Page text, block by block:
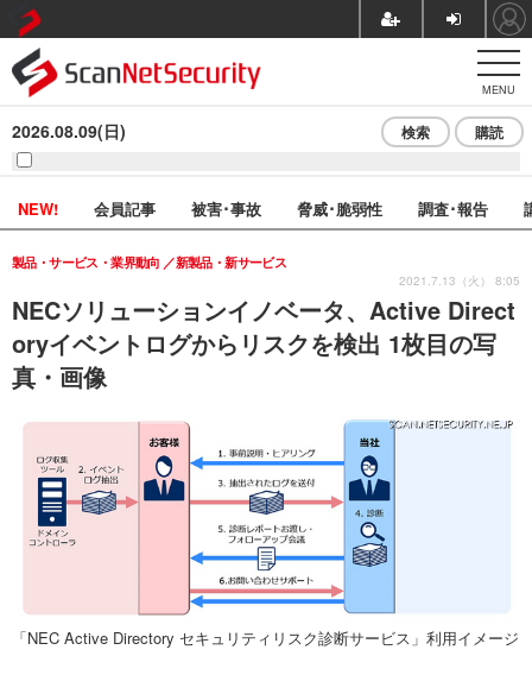
MENU
2026.08.09(日) 検索 購読
NEW! 会員記事 被害･事故 脅威･脆弱性 調査･報告
NECソリューションイノベータ、Active Direct
oryイベントログからリスクを検出 1枚目の写
真・画像
製品・サービス・業界動向 新製品・新サービス
2021.7.13（火） 8:05
「NEC Active Directory セキュリティリスク診断サービス」利用イメージ